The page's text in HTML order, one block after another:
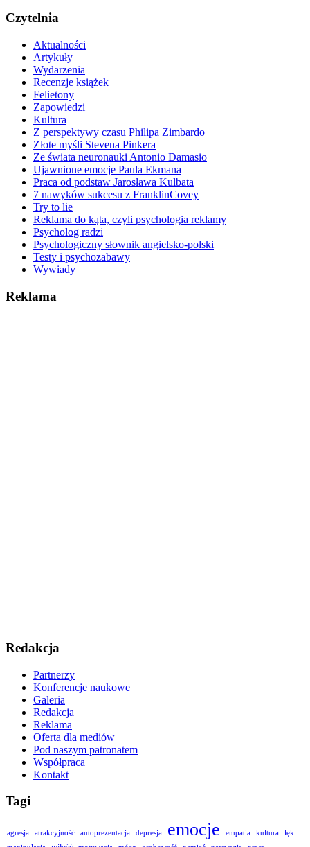
Czytelnia
Aktualności
Artykuły
Wydarzenia
Recenzje książek
Felietony
Zapowiedzi
Kultura
Z perspektywy czasu Philipa Zimbardo
Złote myśli Stevena Pinkera
Ze świata neuronauki Antonio Damasio
Ujawnione emocje Paula Ekmana
Praca od podstaw Jarosława Kulbata
7 nawyków sukcesu z FranklinCovey
Try to lie
Reklama do kąta, czyli psychologia reklamy
Psycholog radzi
Psychologiczny słownik angielsko-polski
Testy i psychozabawy
Wywiady
Reklama
Redakcja
Partnerzy
Konferencje naukowe
Galeria
Redakcja
Reklama
Oferta dla mediów
Pod naszym patronatem
Współpraca
Kontakt
Tagi
agresja atrakcyjność autoprezentacja depresja emocje empatia kultura
lęk